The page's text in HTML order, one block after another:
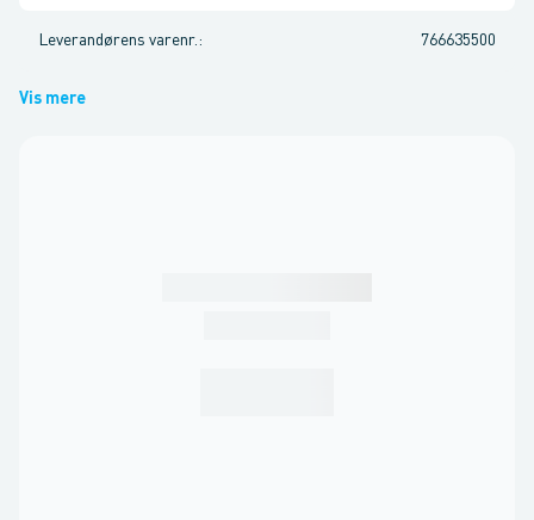
Leverandørens varenr. : 766635500
Vis mere